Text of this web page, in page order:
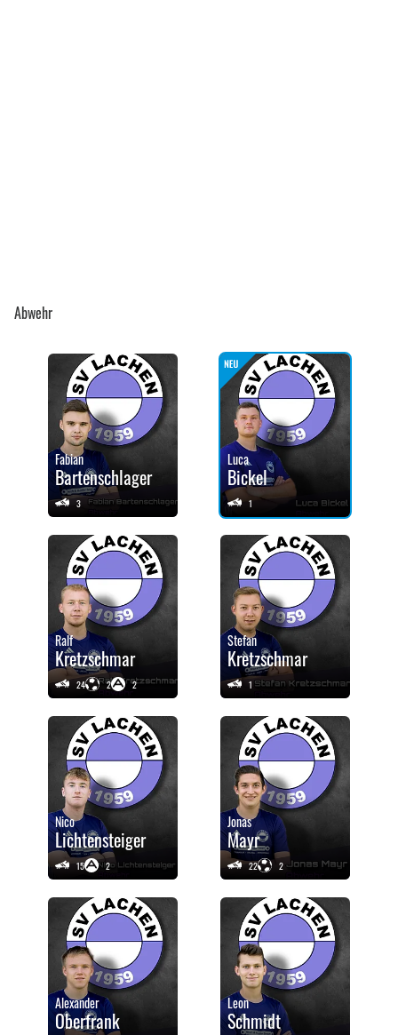
Abwehr
Fabian
Bartenschlager
3
Luca
Bickel
1
Ralf
Kretzschmar
24 2 2
Stefan
Kretzschmar
1
Nico
Lichtensteiger
15 2
Jonas
Mayr
22 2
Alexander
Oberfrank
Leon
Schmidt